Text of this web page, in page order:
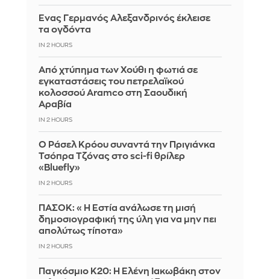
Ένας Γερμανός Αλεξανδρινός έκλεισε
τα ογδόντα
IN 2 HOURS
Από χτύπημα των Χούθι η φωτιά σε
εγκαταστάσεις του πετρελαϊκού
κολοσσού Aramco στη Σαουδική
Αραβία
IN 2 HOURS
Ο Ράσελ Κρόου συναντά την Πριγιάνκα
Τσόπρα Τζόνας στο sci-fi θρίλερ
«Bluefly»
IN 2 HOURS
ΠΑΣΟΚ: «Η Εστία ανάλωσε τη μισή
δημοσιογραφική της ύλη για να μην πει
απολύτως τίποτα»
IN 2 HOURS
Παγκόσμιο Κ20: Η Ελένη Ιακωβάκη στον